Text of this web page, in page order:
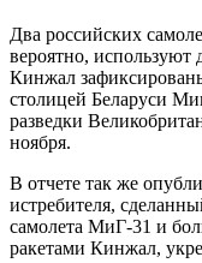
Два российских
вероятно, используют
Кинжал
столицей Беларуси
разведки
ноября.
В отчете так же
истребителя,
самолета МиГ-31 и
ракетами Кинжал,